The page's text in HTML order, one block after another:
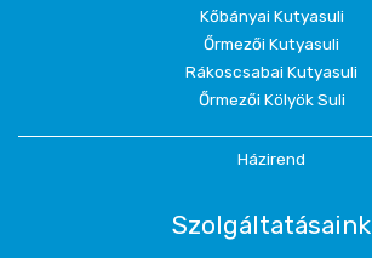
Kőbányai Kutyasuli
Őrmezői Kutyasuli
Rákoscsabai Kutyasuli
Őrmezői Kölyök Suli
Házirend
Szolgáltatásaink